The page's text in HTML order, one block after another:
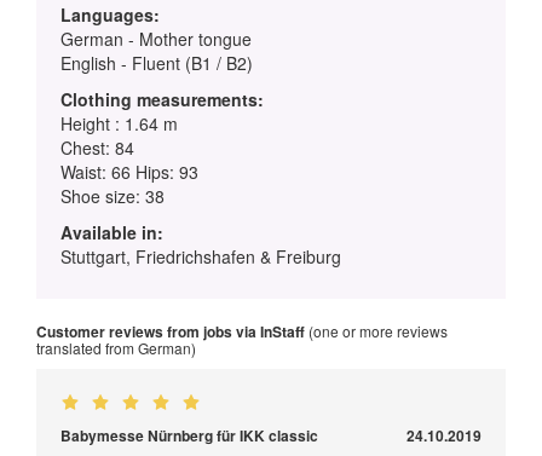
Languages:
German - Mother tongue
English - Fluent (B1 / B2)
Clothing measurements:
Height : 1.64 m
Chest: 84
Waist: 66 Hips: 93
Shoe size: 38
Available in:
Stuttgart, Friedrichshafen & Freiburg
Customer reviews from jobs via InStaff (one or more reviews
translated from German)
Babymesse Nürnberg für IKK classic 24.10.2019